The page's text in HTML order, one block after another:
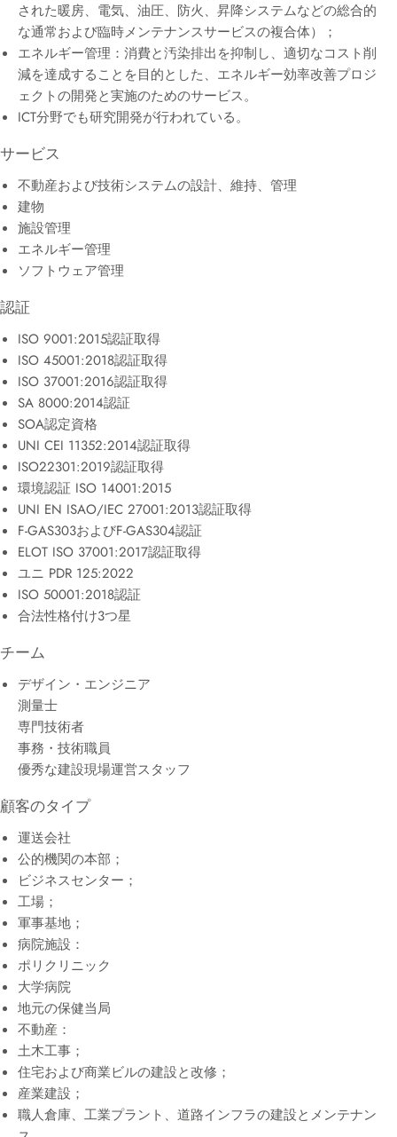
された暖房、電気、油圧、防火、昇降システムなどの総合的
な通常および臨時メンテナンスサービスの複合体）；
エネルギー管理：消費と汚染排出を抑制し、適切なコスト削
減を達成することを目的とした、エネルギー効率改善プロジ
ェクトの開発と実施のためのサービス。
ICT分野でも研究開発が行われている。
サービス
不動産および技術システムの設計、維持、管理
建物
施設管理
エネルギー管理
ソフトウェア管理
認証
ISO 9001:2015認証取得
ISO 45001:2018認証取得
ISO 37001:2016認証取得
SA 8000:2014認証
SOA認定資格
UNI CEI 11352:2014認証取得
ISO22301:2019認証取得
環境認証 ISO 14001:2015
UNI EN ISAO/IEC 27001:2013認証取得
F-GAS303およびF-GAS304認証
ELOT ISO 37001:2017認証取得
ユニ PDR 125:2022
ISO 50001:2018認証
合法性格付け3つ星
チーム
デザイン・エンジニア
測量士
専門技術者
事務・技術職員
優秀な建設現場運営スタッフ
顧客のタイプ
運送会社
公的機関の本部；
ビジネスセンター；
工場；
軍事基地；
病院施設：
ポリクリニック
大学病院
地元の保健当局
不動産：
土木工事；
住宅および商業ビルの建設と改修；
産業建設；
職人倉庫、工業プラント、道路インフラの建設とメンテナン